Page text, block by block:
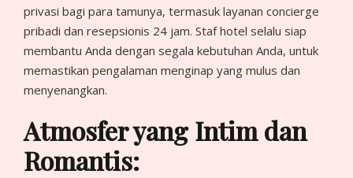
privasi bagi para tamunya, termasuk layanan concierge
pribadi dan resepsionis 24 jam. Staf hotel selalu siap
membantu Anda dengan segala kebutuhan Anda, untuk
memastikan pengalaman menginap yang mulus dan
menyenangkan.
Atmosfer yang Intim dan
Romantis: